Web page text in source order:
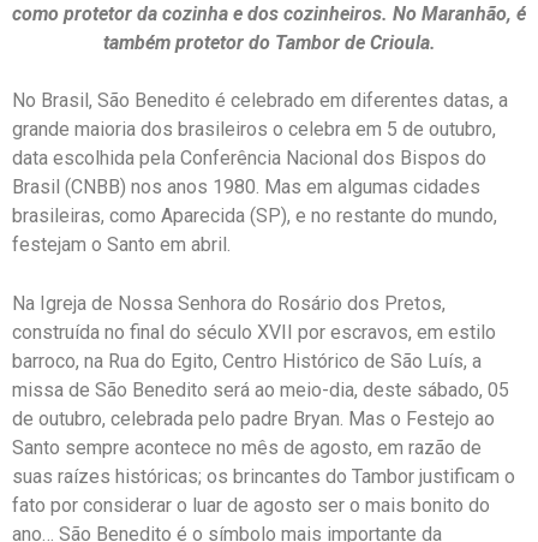
como protetor da cozinha e dos cozinheiros. No Maranhão, é
também protetor do Tambor de Crioula.
No Brasil, São Benedito é celebrado em diferentes datas, a
grande maioria dos brasileiros o celebra em 5 de outubro,
data escolhida pela Conferência Nacional dos Bispos do
Brasil (CNBB) nos anos 1980. Mas em algumas cidades
brasileiras, como Aparecida (SP), e no restante do mundo,
festejam o Santo em abril.
Na Igreja de Nossa Senhora do Rosário dos Pretos,
construída no final do século XVII por escravos, em estilo
barroco, na Rua do Egito, Centro Histórico de São Luís, a
missa de São Benedito será ao meio-dia, deste sábado, 05
de outubro, celebrada pelo padre Bryan. Mas o Festejo ao
Santo sempre acontece no mês de agosto, em razão de
suas raízes históricas; os brincantes do Tambor justificam o
fato por considerar o luar de agosto ser o mais bonito do
ano… São Benedito é o símbolo mais importante da